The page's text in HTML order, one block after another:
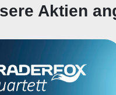
Aktien